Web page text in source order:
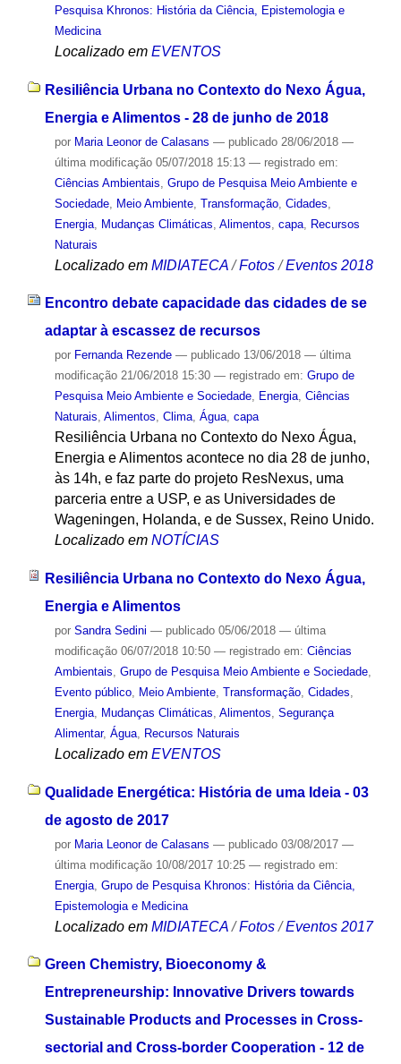
Pesquisa Khronos: História da Ciência, Epistemologia e
Medicina
Localizado em EVENTOS
Resiliência Urbana no Contexto do Nexo Água,
Energia e Alimentos - 28 de junho de 2018
por Maria Leonor de Calasans — publicado28/06/2018 —
última modificação05/07/2018 15:13 — registrado em:
Ciências Ambientais Grupo de Pesquisa Meio Ambiente e
Sociedade, Meio Ambiente, Transformação, Cidades
Energia, Mudanças Climáticas Alimentos capa, Recursos
Naturais
Localizado em MIDIATECA /Fotos /Eventos 2018
Encontro debate capacidade das cidades de se
adaptar à escassez de recursos
por Fernanda Rezende — publicado13/06/2018 — última
modificação21/06/2018 15:30 — registrado em: Grupo de
Pesquisa Meio Ambiente e Sociedade, Energia, Ciências
Naturais, Alimentos, Clima, Água, capa
Resiliência Urbana no Contexto do Nexo Água,
Energia e Alimentos acontece no dia 28 de junho,
às 14h, e faz parte do projeto ResNexus, uma
parceria entre a USP, e as Universidades de
Wageningen, Holanda, e de Sussex, Reino Unido.
Localizado em NOTÍCIAS
Resiliência Urbana no Contexto do Nexo Água,
Energia e Alimentos
por Sandra Sedini — publicado05/06/2018 — última
modificação06/07/2018 10:50 — registrado em: Ciências
Ambientais, Grupo de Pesquisa Meio Ambiente e Sociedade,
Evento público, Meio Ambiente, Transformação, Cidades,
Energia, Mudanças Climáticas, Alimentos, Segurança
Alimentar, Água, Recursos Naturais
Localizado em EVENTOS
Qualidade Energética: História de uma Ideia - 03
de agosto de 2017
por Maria Leonor de Calasans — publicado03/08/2017 —
última modificação10/08/2017 10:25 — registrado em:
Energia, Grupo de Pesquisa Khronos: História da Ciência,
Epistemologia e Medicina
Localizado em MIDIATECA /Fotos /Eventos 2017
Green Chemistry, Bioeconomy &
Entrepreneurship: Innovative Drivers towards
Sustainable Products and Processes in Cross-
sectorial and Cross-border Cooperation - 12 de